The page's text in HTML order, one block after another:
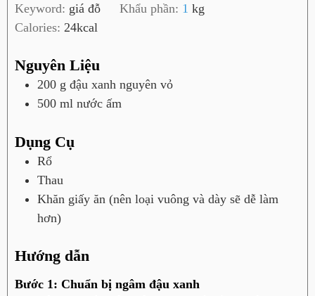
y
Keyword: giá đỗ Khẩu phần: 1 kg
Calories: 24kcal
Nguyên Liệu
200 g đậu xanh nguyên vỏ
500 ml nước ấm
Dụng Cụ
Rổ
Thau
Khăn giấy ăn (nên loại vuông và dày sẽ dễ làm
hơn)
Hướng dẫn
Bước 1: Chuẩn bị ngâm đậu xanh